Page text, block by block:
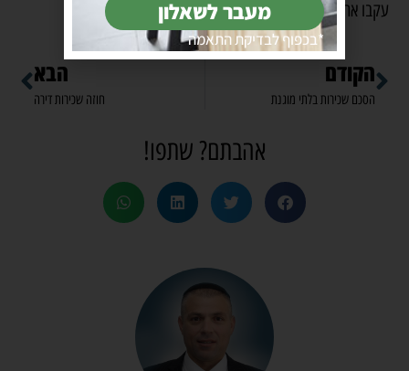
עקבו אחרינו גם
בפייסבוק
הקודם
הסכם שכירות בלתי מוגנת
הבא
חוזה שכירות דירה
אהבתם? שתפו!
מעבר לשאלון
*בכפוף לבדיקת התאמה